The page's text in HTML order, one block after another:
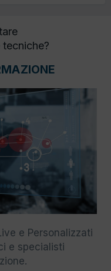
e Personalizzati
e specialisti